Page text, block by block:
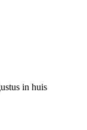
in huis